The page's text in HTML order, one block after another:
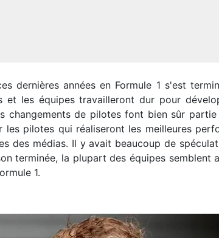
dernières années en Formule 1 s'est
les équipes travailleront dur pour
changements de pilotes font bien sûr
pilotes qui réaliseront les meilleures
des médias. Il y avait beaucoup de
terminée, la plupart des équipes semblent
1.